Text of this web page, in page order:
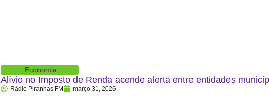
Economia
Alívio no Imposto de Renda acende alerta entre entidades
Rádio Piranhas FM março 31, 2026